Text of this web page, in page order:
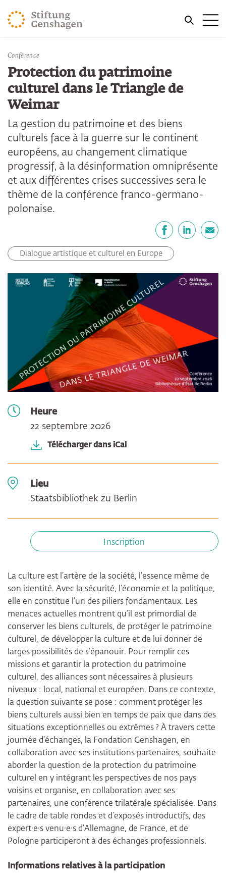
REVENIR AU CONTENU PRINCIPAL
REVENIR À LA RECHERCHE
Conférence
Protection du patrimoine
culturel dans le Triangle de
Weimar
La gestion du patrimoine et des biens
culturels face à la guerre sur le continent
européens, au changement climatique
progressif, à la désinformation omniprésente
et aux différentes crises successives sera le
thème de la conférence franco-germano-
polonaise.
Dialogue artistique et culturel en Europe
Heure
22 septembre 2026
Télécharger dans iCal
Lieu
Staatsbibliothek zu Berlin
Inscription
La culture est l’artère de la société, l’essence même de
son identité. Avec la sécurité, l’économie et la politique,
elle en constitue l’un des piliers fondamentaux. Les
menaces actuelles montrent qu’il est primordial de
conserver les biens culturels, de protéger le patrimoine
culturel, de développer la culture et de lui donner de
larges possibilités de s’épanouir. Pour remplir ces
missions et garantir la protection du patrimoine
culturel, des alliances sont nécessaires à plusieurs
niveaux : local, national et européen. Dans ce contexte,
la question suivante se pose : comment protéger les
biens culturels aussi bien en temps de paix que dans des
situations exceptionnelles ou extrêmes ? À travers cette
journée d’échanges, la Fondation Genshagen, en
collaboration avec ses institutions partenaires, souhaite
aborder la question de la protection du patrimoine
culturel en y intégrant les perspectives de nos pays
voisins et organise, en collaboration avec ses
partenaires, une conférence trilatérale spécialisée. Dans
le cadre de table rondes et d’exposés introductifs, des
expert·e·s venu·e·s d’Allemagne, de France, et de
Pologne participeront à des échanges professionnels.
Informations relatives à la participation